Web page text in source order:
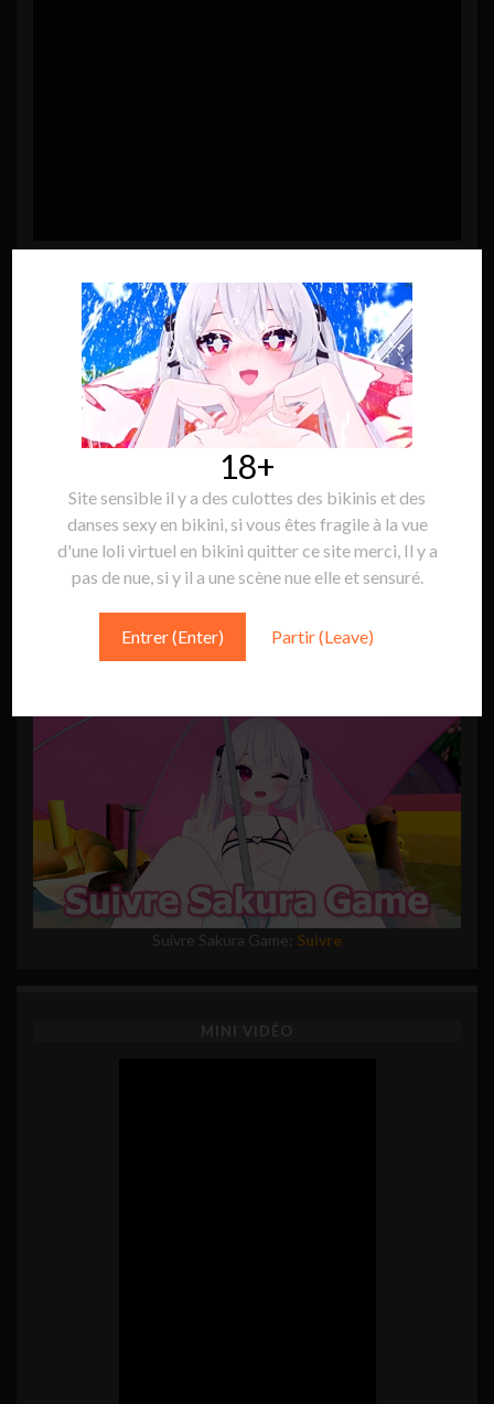
18+
Site sensible il y a des culottes des bikinis et des
danses sexy en bikini, si vous êtes fragile à la vue
d'une loli virtuel en bikini quitter ce site merci, Il y a
pas de nue, si y il a une scène nue elle et sensuré.
Entrer (Enter) Partir (Leave)
NAVIGATION
Suivre Sakura Game: Suivre
MINI VIDÉO